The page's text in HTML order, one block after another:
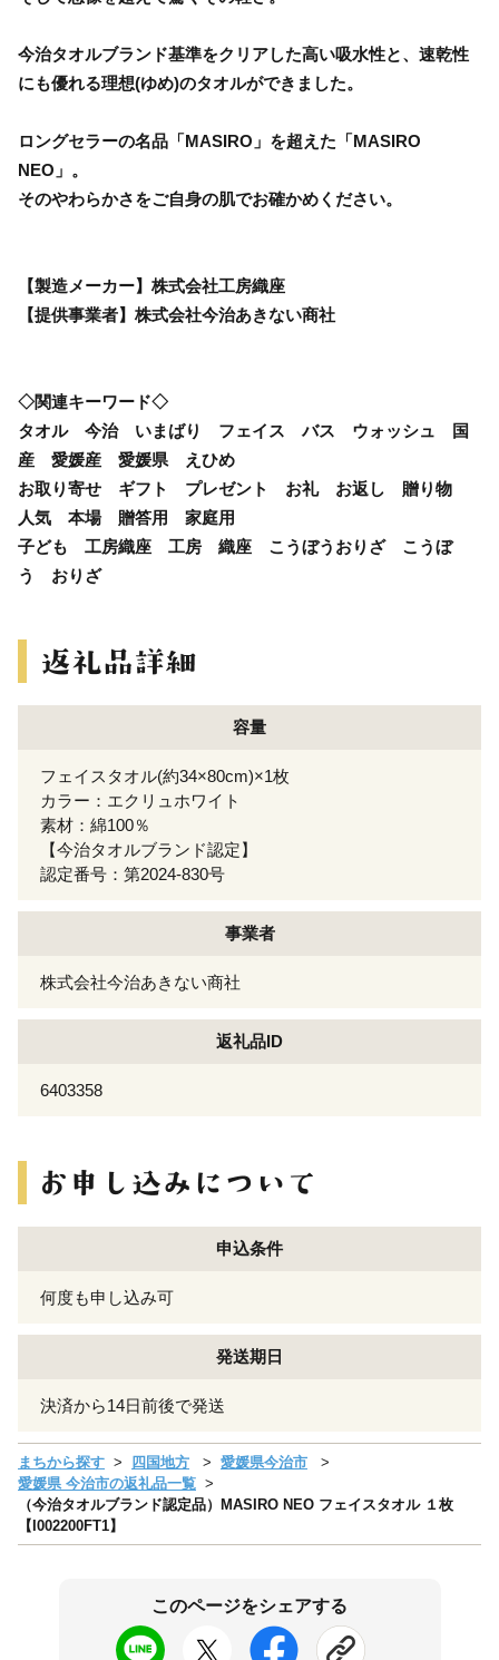
今治タオルブランド基準をクリアした高い吸水性と、速乾性
にも優れる理想(ゆめ)のタオルができました。
ロングセラーの名品「MASIRO」を超えた「MASIRO
NEO」。
そのやわらかさをご自身の肌でお確かめください。
【製造メーカー】株式会社工房織座
【提供事業者】株式会社今治あきない商社
◇関連キーワード◇
タオル 今治 いまばり フェイス バス ウォッシュ 国
産 愛媛産 愛媛県 えひめ
お取り寄せ ギフト プレゼント お礼 お返し 贈り物
人気 本場 贈答用 家庭用
子ども 工房織座 工房 織座 こうぼうおりざ こうぼ
う おりざ
容量
フェイスタオル(約34×80cm)×1枚
カラー：エクリュホワイト
素材：綿100％
【今治タオルブランド認定】
認定番号：第2024-830号
事業者
株式会社今治あきない商社
返礼品ID
6403358
申込条件
何度も申し込み可
発送期日
決済から14日前後で発送
まちから探す 四国地方
愛媛県今治市
愛媛県 今治市の返礼品一覧
（今治タオルブランド認定品）MASIRO NEO フェイスタオル １枚
【I002200FT1】
このページをシェアする